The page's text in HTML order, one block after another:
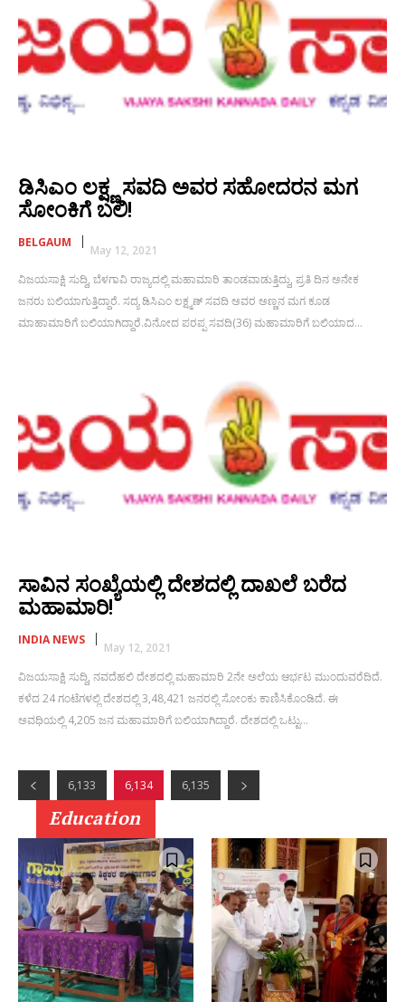
ಡಿಸಿಎಂ ಲಕ್ಷ್ಣ ಸವದಿ ಅವರ ಸಹೋದರನ ಮಗ
ಸೋಂಕಿಗೆ ಬಲಿ!
BELGAUM
May 12, 2021
ವಿಜಯಸಾಕ್ಷಿ ಸುದ್ದಿ, ಬೆಳಗಾವಿ ರಾಜ್ಯದಲ್ಲಿ ಮಹಾಮಾರಿ ತಾಂಡವಾಡುತ್ತಿದ್ದು, ಪ್ರತಿ ದಿನ ಅನೇಕ
ಜನರು ಬಲಿಯಾಗುತ್ತಿದ್ದಾರೆ. ಸದ್ಯ ಡಿಸಿಎಂ ಲಕ್ಷ್ಮಣ್ ಸವದಿ ಅವರ ಅಣ್ಣನ ಮಗ ಕೂಡ
ಮಾಹಾಮಾರಿಗೆ ಬಲಿಯಾಗಿದ್ದಾರೆ.ವಿನೋದ ಪರಪ್ಪ ಸವದಿ(36) ಮಹಾಮಾರಿಗೆ ಬಲಿಯಾದ...
ಸಾವಿನ ಸಂಖ್ಯೆಯಲ್ಲಿ ದೇಶದಲ್ಲಿ ದಾಖಲೆ ಬರೆದ
ಮಹಾಮಾರಿ!
INDIA NEWS
May 12, 2021
ವಿಜಯಸಾಕ್ಷಿ ಸುದ್ದಿ, ನವದೆಹಲಿ ದೇಶದಲ್ಲಿ ಮಹಾಮಾರಿ 2ನೇ ಅಲೆಯ ಆರ್ಭಟ ಮುಂದುವರೆದಿದೆ.
ಕಳೆದ 24 ಗಂಟೆಗಳಲ್ಲಿ ದೇಶದಲ್ಲಿ 3,48,421 ಜನರಲ್ಲಿ ಸೋಂಕು ಕಾಣಿಸಿಕೊಂಡಿದೆ. ಈ
ಅವಧಿಯಲ್ಲಿ 4,205 ಜನ ಮಹಾಮಾರಿಗೆ ಬಲಿಯಾಗಿದ್ದಾರೆ. ದೇಶದಲ್ಲಿ ಒಟ್ಟು...
6,133 6,134 6,135
Education